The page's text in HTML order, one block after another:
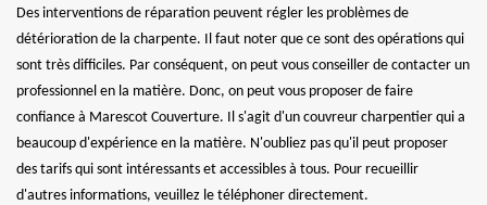
Des interventions de réparation peuvent régler les problèmes de
détérioration de la charpente. Il faut noter que ce sont des opérations qui
sont très difficiles. Par conséquent, on peut vous conseiller de contacter un
professionnel en la matière. Donc, on peut vous proposer de faire
confiance à Marescot Couverture. Il s'agit d'un couvreur charpentier qui a
beaucoup d'expérience en la matière. N'oubliez pas qu'il peut proposer
des tarifs qui sont intéressants et accessibles à tous. Pour recueillir
d'autres informations, veuillez le téléphoner directement.